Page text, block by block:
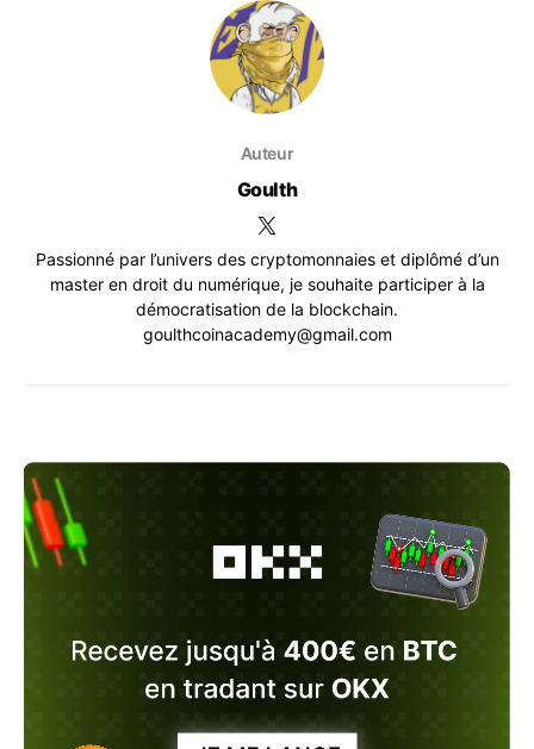
Auteur
Goulth
Passionné par l’univers des cryptomonnaies et diplômé d’un
master en droit du numérique, je souhaite participer à la
démocratisation de la blockchain.
goulthcoinacademy@gmail.com